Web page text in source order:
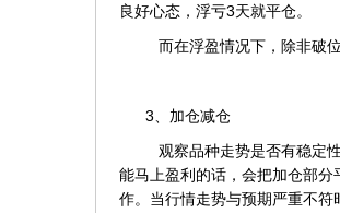
良好心态，浮亏3天就平仓。
而在浮盈情况下，除非破
3、加仓减仓
观察品种走势是否有稳定
能马上盈利的话，会把加仓部
作。当行情走势与预期严重不